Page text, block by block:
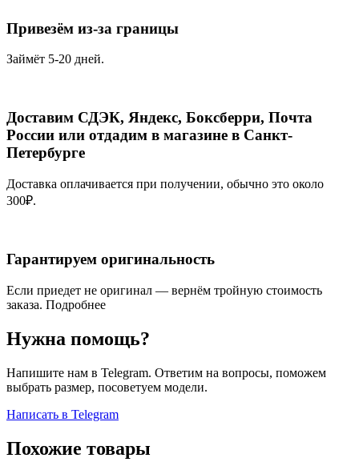
Привезём из-за границы
Займёт 5-20 дней.
Доставим СДЭК, Яндекс, Боксберри, Почта
России или отдадим в магазине в Санкт-
Петербурге
Доставка оплачивается при получении, обычно это около
300₽.
Гарантируем оригинальность
Если приедет не оригинал — вернём тройную стоимость
заказа. Подробнее
Нужна помощь?
Напишите нам в Telegram. Ответим на вопросы, поможем
выбрать размер, посоветуем модели.
Написать в Telegram
Похожие товары